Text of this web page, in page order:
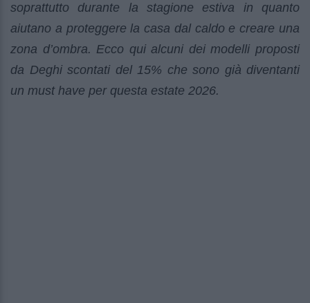
soprattutto durante la stagione estiva in quanto
aiutano a proteggere la casa dal caldo e creare una
zona d’ombra. Ecco qui alcuni dei modelli proposti
da Deghi scontati del 15% che sono già diventanti
un must have per questa estate 2026.